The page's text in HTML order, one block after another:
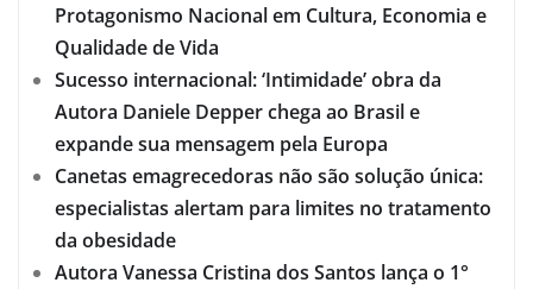
Protagonismo Nacional em Cultura, Economia e
Qualidade de Vida
Sucesso internacional: ‘Intimidade’ obra da
Autora Daniele Depper chega ao Brasil e
expande sua mensagem pela Europa
Canetas emagrecedoras não são solução única:
especialistas alertam para limites no tratamento
da obesidade
Autora Vanessa Cristina dos Santos lança o 1°